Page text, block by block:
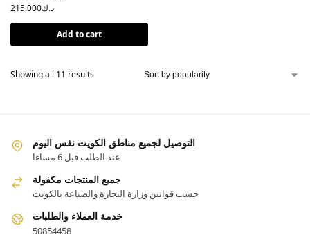
د.ك215.000
Add to cart
Showing all 11 results
التوصيل لجميع مناطق الكويت نفس اليوم
عند الطلب قبل 6 مساءا
جميع المنتجات مكفولة
حسب قوانين وزارة التجارة والصناعة بالكويت
خدمة العملاء والطلبات
50854458